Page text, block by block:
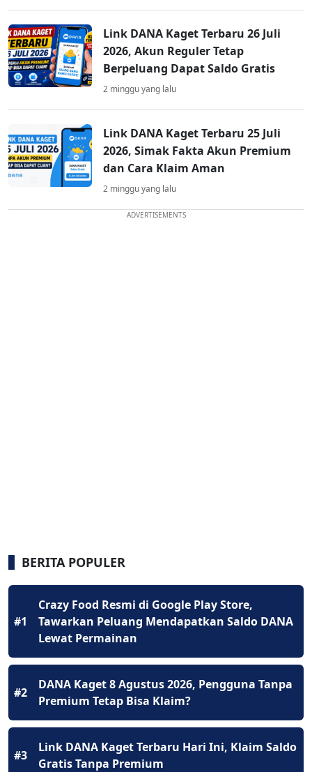
Link DANA Kaget Terbaru 26 Juli
2026, Akun Reguler Tetap
Berpeluang Dapat Saldo Gratis
2 minggu yang lalu
Link DANA Kaget Terbaru 25 Juli
2026, Simak Fakta Akun Premium
dan Cara Klaim Aman
2 minggu yang lalu
ADVERTISEMENTS
BERITA POPULER
#1
Crazy Food Resmi di Google Play Store,
Tawarkan Peluang Mendapatkan Saldo DANA
Lewat Permainan
#2
DANA Kaget 8 Agustus 2026, Pengguna Tanpa
Premium Tetap Bisa Klaim?
#3
Link DANA Kaget Terbaru Hari Ini, Klaim Saldo
Gratis Tanpa Premium